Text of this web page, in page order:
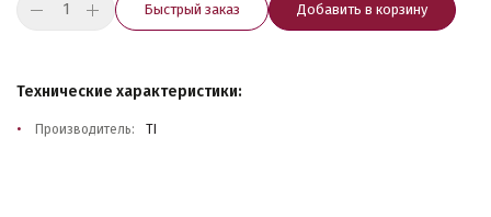
Добавить в корзину
Быстрый заказ
Технические характеристики:
Производитель: TI